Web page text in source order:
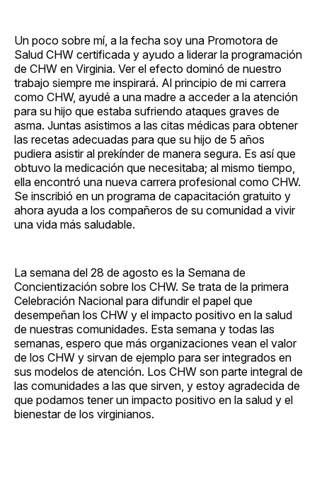
Un poco sobre mí, a la fecha soy una Promotora de
Salud CHW certificada y ayudo a liderar la programación
de CHW en Virginia. Ver el efecto dominó de nuestro
trabajo siempre me inspirará. Al principio de mi carrera
como CHW, ayudé a una madre a acceder a la atención
para su hijo que estaba sufriendo ataques graves de
asma. Juntas asistimos a las citas médicas para obtener
las recetas adecuadas para que su hijo de 5 años
pudiera asistir al prekínder de manera segura. Es así que
obtuvo la medicación que necesitaba; al mismo tiempo,
ella encontró una nueva carrera profesional como CHW.
Se inscribió en un programa de capacitación gratuito y
ahora ayuda a los compañeros de su comunidad a vivir
una vida más saludable.
La semana del 28 de agosto es la Semana de
Concientización sobre los CHW. Se trata de la primera
Celebración Nacional para difundir el papel que
desempeñan los CHW y el impacto positivo en la salud
de nuestras comunidades. Esta semana y todas las
semanas, espero que más organizaciones vean el valor
de los CHW y sirvan de ejemplo para ser integrados en
sus modelos de atención. Los CHW son parte integral de
las comunidades a las que sirven, y estoy agradecida de
que podamos tener un impacto positivo en la salud y el
bienestar de los virginianos.